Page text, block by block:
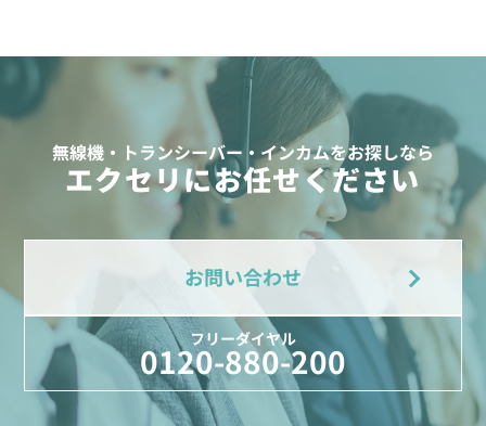
無線機・トランシーバー・インカムをお探しなら
エクセリにお任せください
お問い合わせ
フリーダイヤル
0120-880-200